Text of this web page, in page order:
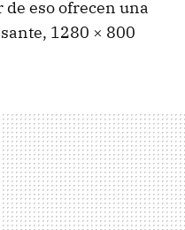
de eso ofrecen una
1280 × 800